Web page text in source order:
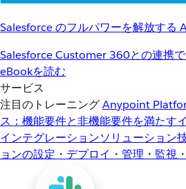
Salesforce のフルパワーを解放する
Salesforce Customer 360との連携
eBookを読む
サービス
注目のトレーニングAnypoint
ス：機能要件と非機能要件を満たす
インテグレーションソリューション
ョンの設定・デプロイ・管理・監視